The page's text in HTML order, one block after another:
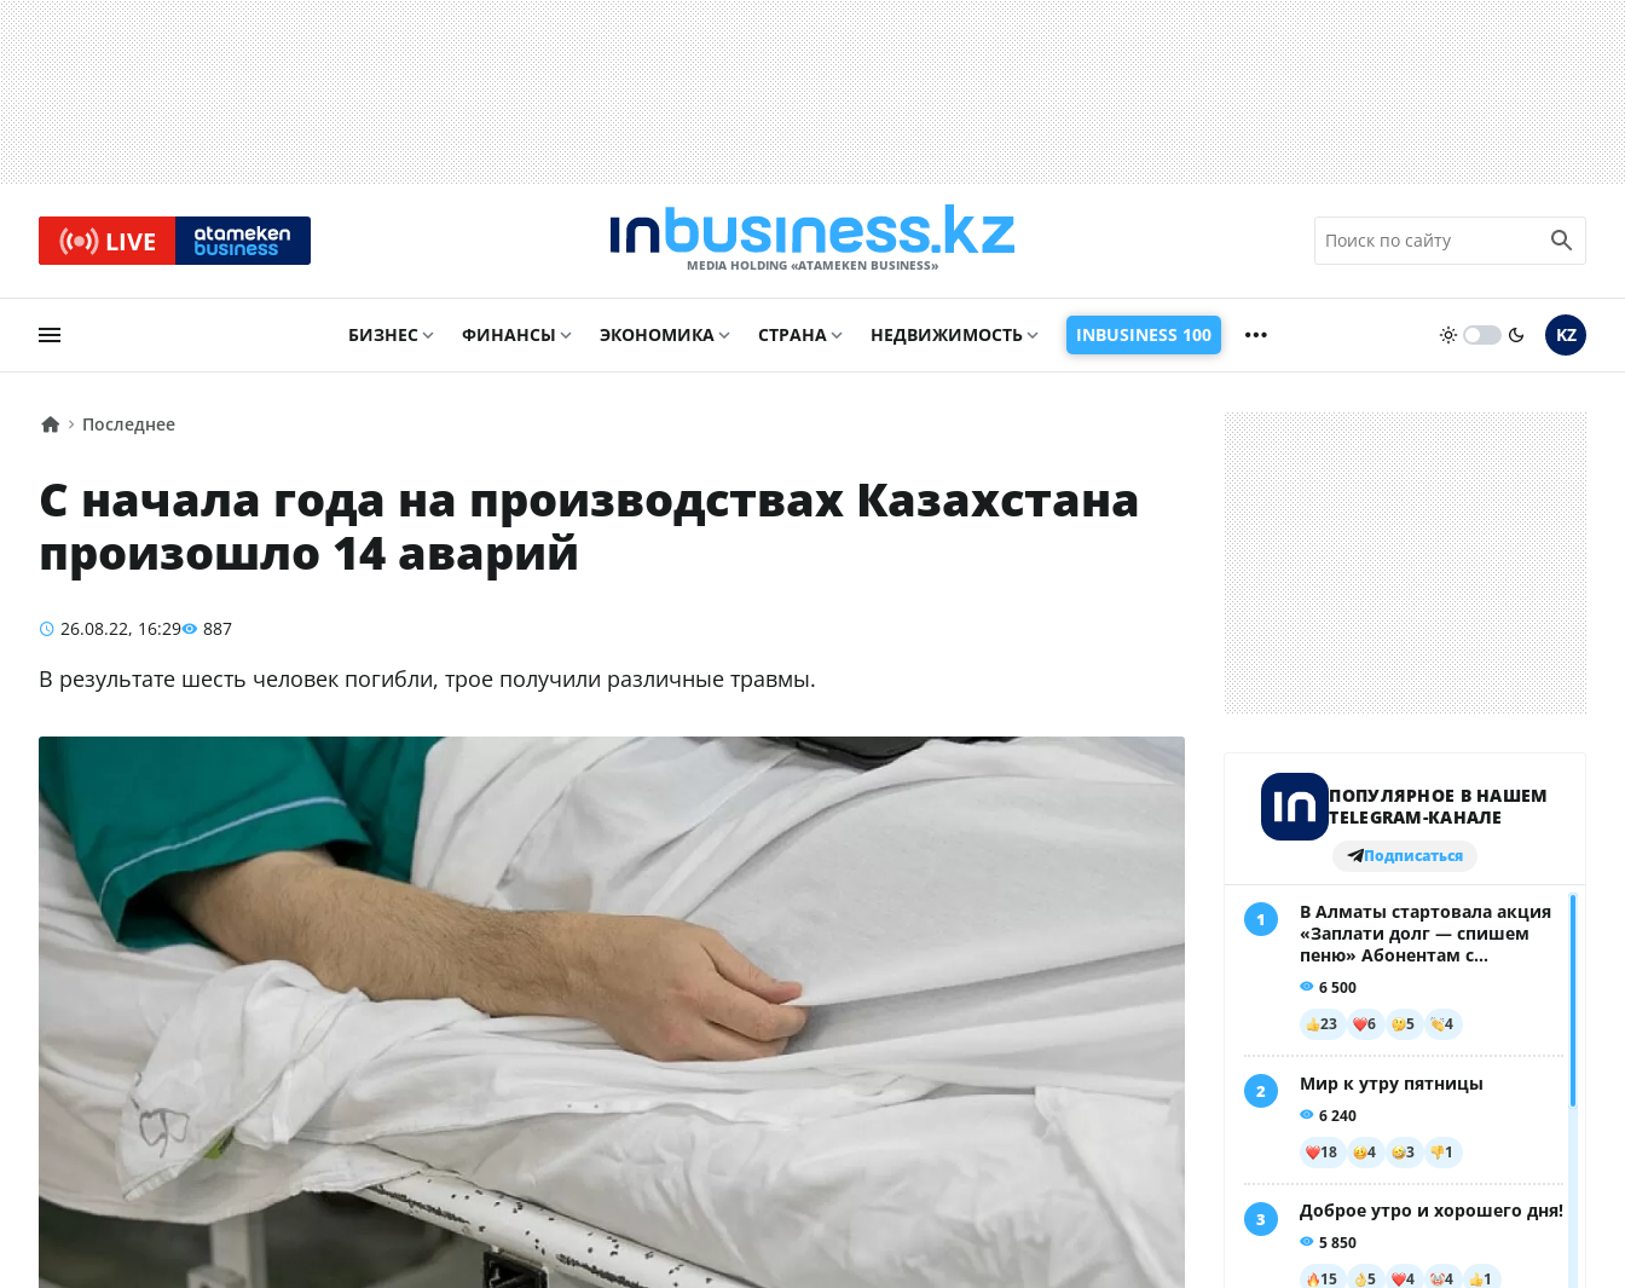
LIVE
MEDIA HOLDING «ATAMEKЕN BUSINESS»
БИЗНЕС ФИНАНСЫ ЭКОНОМИКА СТРАНА НЕДВИЖИМОСТЬ INBUSINESS 100 KZ
Последнее
С начала года на производствах Казахстана
произошло 14 аварий
26.08.22, 16:29 887
В результате шесть человек погибли, трое получили различные травмы.